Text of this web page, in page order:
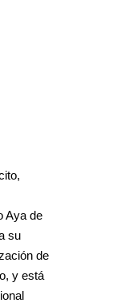
Aya de
su
de
y está